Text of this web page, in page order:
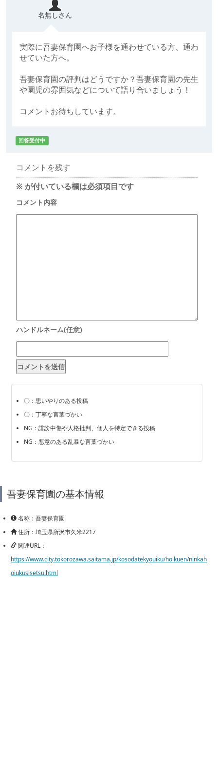
名無しさん
実際に吾妻保育園へお子様を通わせている方、通わ
せていた方へ。
吾妻保育園の評判はどうですか？吾妻保育園の先生
や園児の雰囲気などについて語り合いましょう！
コメントお待ちしています。
回答受付中
コメントを残す
※ が付いている欄は必須項目です
〇：思いやりのある投稿
〇：丁寧な言葉づかい
NG：誹謗中傷や人格批判、個人を特定できる投稿
NG：悪意のある乱暴な言葉づかい
吾妻保育園の基本情報
名称：吾妻保育園
住所：埼玉県所沢市久米2217
関連URL：
https://www.city.tokorozawa.saitama.jp/kosodatekyouiku/hoikuen/ninkah
oiukusisetsu.html